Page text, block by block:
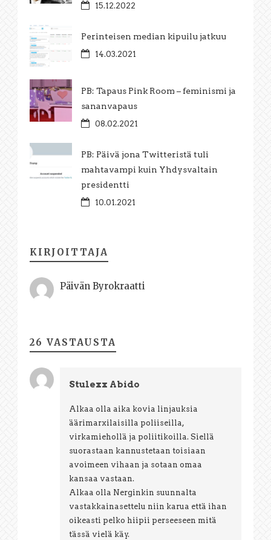
15.12.2022
Perinteisen median kipuilu jatkuu
14.03.2021
PB: Tapaus Pink Room – feminismi ja
sananvapaus
08.02.2021
PB: Päivä jona Twitteristä tuli
mahtavampi kuin Yhdysvaltain
presidentti
10.01.2021
KIRJOITTAJA
Päivän Byrokraatti
26 VASTAUSTA
Stulexx Abido
Alkaa olla aika kovia linjauksia
äärimarxilaisilla poliiseilla,
virkamiehollä ja poliitikoilla. Siellä
suorastaan kannustetaan toisiaan
avoimeen vihaan ja sotaan omaa
kansaa vastaan.
Alkaa olla Nerginkin suunnalta
vastakkainasettelu niin karua että ihan
oikeasti pelko hiipii perseeseen mitä
tässä vielä käy.